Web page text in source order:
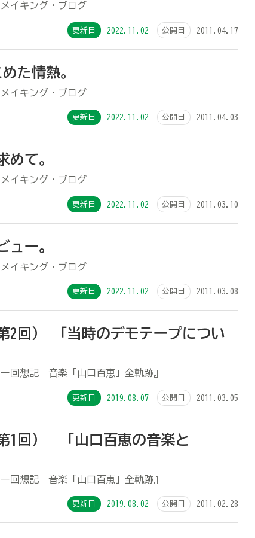
イキング・ブログ
更新日 2022.11.02 公開日 2011.04.17
た情熱。
イキング・ブログ
更新日 2022.11.02 公開日 2011.04.03
めて。
イキング・ブログ
更新日 2022.11.02 公開日 2011.03.10
ー。
イキング・ブログ
更新日 2022.11.02 公開日 2011.03.08
2回） 「当時のデモテープについ
回想記 音楽「山口百恵」全軌跡』
更新日 2019.08.07 公開日 2011.03.05
1回） 「山口百恵の音楽と
回想記 音楽「山口百恵」全軌跡』
更新日 2019.08.02 公開日 2011.02.28